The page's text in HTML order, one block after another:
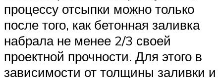
процессу отсыпки можно только
после того, как бетонная заливка
набрала не менее 2/3 своей
проектной прочности. Для этого в
зависимости от толщины заливки и